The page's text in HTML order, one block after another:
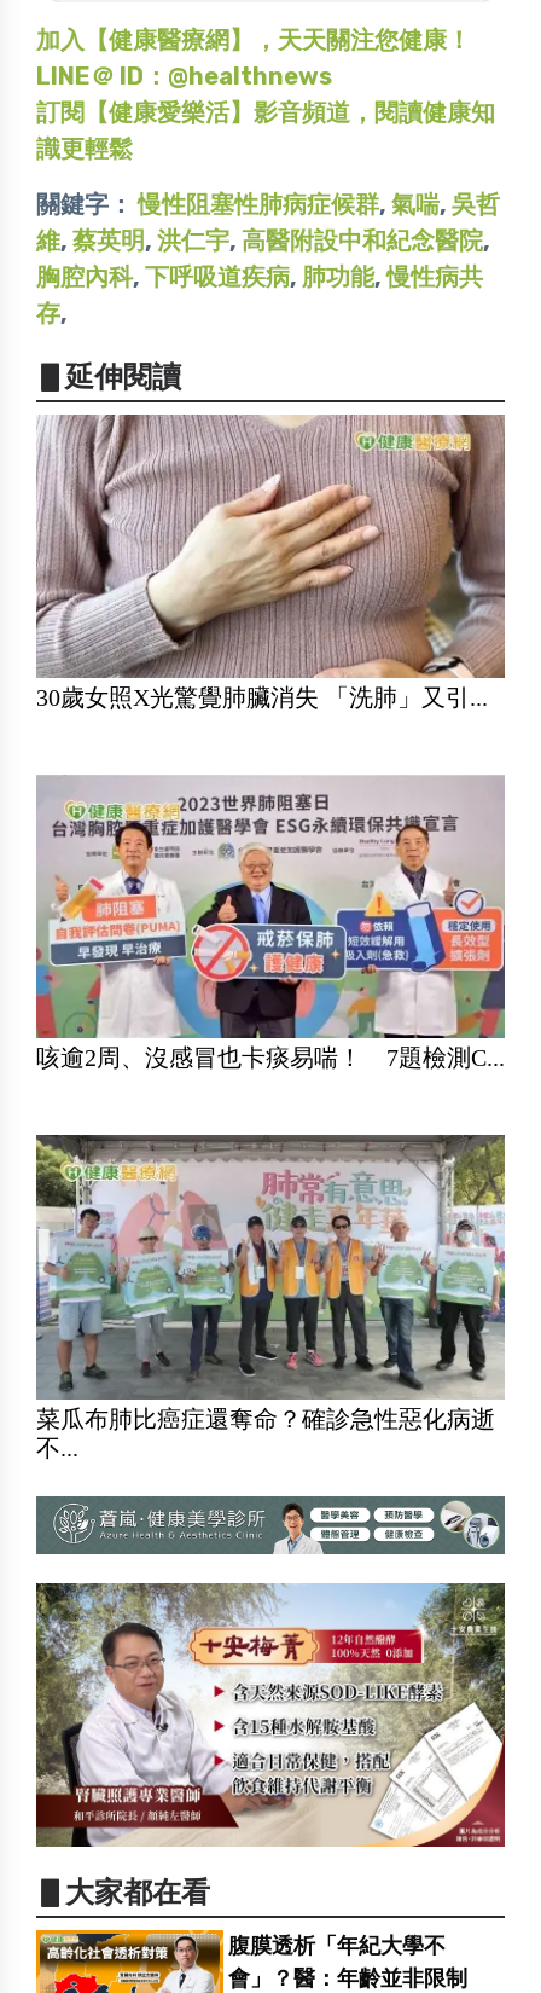
加入【健康醫療網】，天天關注您健康！
LINE＠ ID：@healthnews
訂閱【健康愛樂活】影音頻道，閱讀健康知
識更輕鬆
關鍵字：慢性阻塞性肺病症候群, 氣喘, 吳哲
維, 蔡英明, 洪仁宇, 高醫附設中和紀念醫院,
胸腔內科, 下呼吸道疾病, 肺功能,慢性病共
存,
▋延伸閱讀
30歲女照X光驚覺肺臟消失 「洗肺」又引...
咳逾2周、沒感冒也卡痰易喘！ 7題檢測C...
菜瓜布肺比癌症還奪命？確診急性惡化病逝
不...
▋大家都在看
腹膜透析「年紀大學不
會」？醫：年齡並非限制